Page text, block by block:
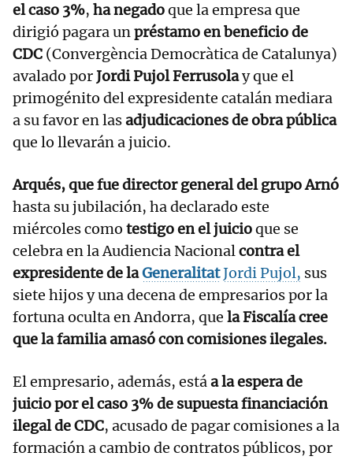
el caso 3%, ha negadoque la empresa que
dirigió pagara unpréstamo en beneficio de
CDC (Convergència Democràtica de Catalunya)
avalado porJordi Pujol Ferrusolay que el
primogénito del expresidente catalán mediara
a su favor en lasadjudicaciones de obra pública
que lo llevarán a juicio.
Arqués, que fue director general del grupo Arnó
hasta su jubilación, ha declarado este
miércoles como testigo en el juicioque se
celebra en la Audiencia Nacionalcontra el
expresidente de laGeneralitatJordi Pujol, sus
siete hijos y una decena de empresarios por la
fortuna oculta en Andorra, que la Fiscalía cree
que la familia amasó con comisiones ilegales.
El empresario, además, estáa la espera de
juicio por el caso 3% de supuesta financiación
ilegal de CDC, acusado de pagar comisiones a la
formación a cambio de contratos públicos, por